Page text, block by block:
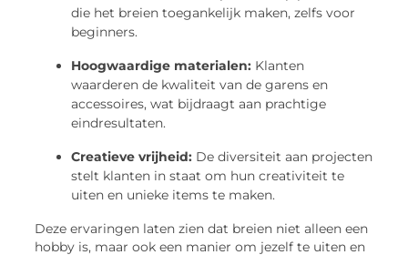
die het breien toegankelijk maken, zelfs voor
beginners.
Hoogwaardige materialen: Klanten
waarderen de kwaliteit van de garens en
accessoires, wat bijdraagt aan prachtige
eindresultaten.
Creatieve vrijheid: De diversiteit aan projecten
stelt klanten in staat om hun creativiteit te
uiten en unieke items te maken.
Deze ervaringen laten zien dat breien niet alleen een
hobby is, maar ook een manier om jezelf te uiten en